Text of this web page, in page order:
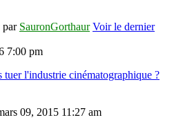
par SauronGorthaur Voir le dernier
7:00 pm
tuer l'industrie cinématographique ?
09, 2015 11:27 am